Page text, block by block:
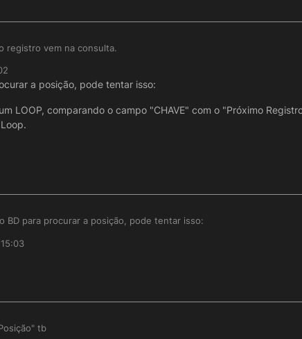
uma função analoga.
registro vem na consulta.
consulta antes que retorne a posição, nao sei qual banco esta
da linha da consulta, no postgres pode usar a função
uma função analoga.
a posição, pode tentar isso:
LOOP, comparando o campo "CHAVE" com o "Próximo
BD para procurar a posição, pode tentar isso:
e criar um LOOP, comparando o campo "CHAVE" com o "Próximo
dai "Parar" saíndo do Loop.
tb